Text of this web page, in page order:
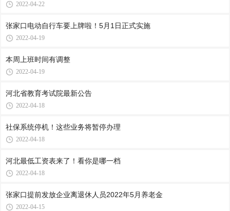
2022-04-22
张家口电动自行车要上牌啦！5月1日正式实施
2022-04-19
本周上班时间有调整
2022-04-19
河北省教育考试院最新公告
2022-04-18
社保系统停机！这些业务将暂停办理
2022-04-18
河北最低工资表来了！看你是哪一档
2022-04-18
张家口提前发放企业离退休人员2022年5月养老金
2022-04-15